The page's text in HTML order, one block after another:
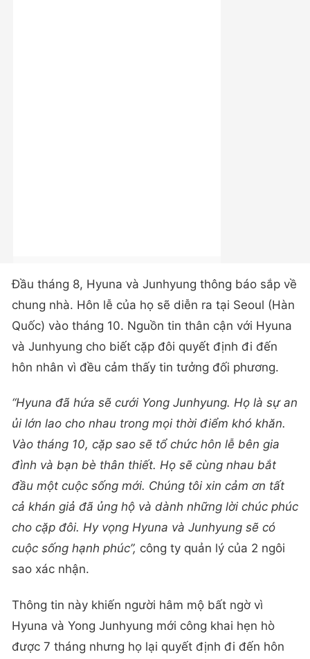
Đầu tháng 8, Hyuna và Junhyung thông báo sắp về
chung nhà. Hôn lễ của họ sẽ diễn ra tại Seoul (Hàn
Quốc) vào tháng 10. Nguồn tin thân cận với Hyuna
và Junhyung cho biết cặp đôi quyết định đi đến
hôn nhân vì đều cảm thấy tin tưởng đối phương.
“Hyuna đã hứa sẽ cưới Yong Junhyung. Họ là sự an
ủi lớn lao cho nhau trong mọi thời điểm khó khăn.
Vào tháng 10, cặp sao sẽ tổ chức hôn lễ bên gia
đình và bạn bè thân thiết. Họ sẽ cùng nhau bắt
đầu một cuộc sống mới. Chúng tôi xin cảm ơn tất
cả khán giả đã ủng hộ và dành những lời chúc phúc
cho cặp đôi. Hy vọng Hyuna và Junhyung sẽ có
cuộc sống hạnh phúc”, công ty quản lý của 2 ngôi
sao xác nhận.
Thông tin này khiến người hâm mộ bất ngờ vì
Hyuna và Yong Junhyung mới công khai hẹn hò
được 7 tháng nhưng họ lại quyết định đi đến hôn